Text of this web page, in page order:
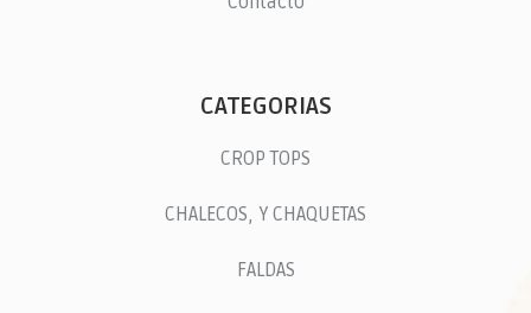
CATEGORIAS
CROP TOPS
CHALECOS, Y CHAQUETAS
FALDAS